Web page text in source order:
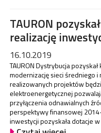
TAURON
realizację
16.10.2019
TAURON Dystrybucja
modernizację sieci średniego i
realizowanych projektów
elektroenergetycznej
przyłączenia odnawialnych
perspektywy finansowej
inwestycji pozyskała dotacje